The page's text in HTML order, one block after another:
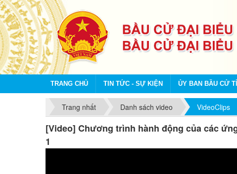
TRANG CHỦ TIN TỨC - SỰ KIỆN ỦY BAN BẦU CỬ
Trang nhất Danh sách video VideoClips
[Video] Chương trình hành động của các
1